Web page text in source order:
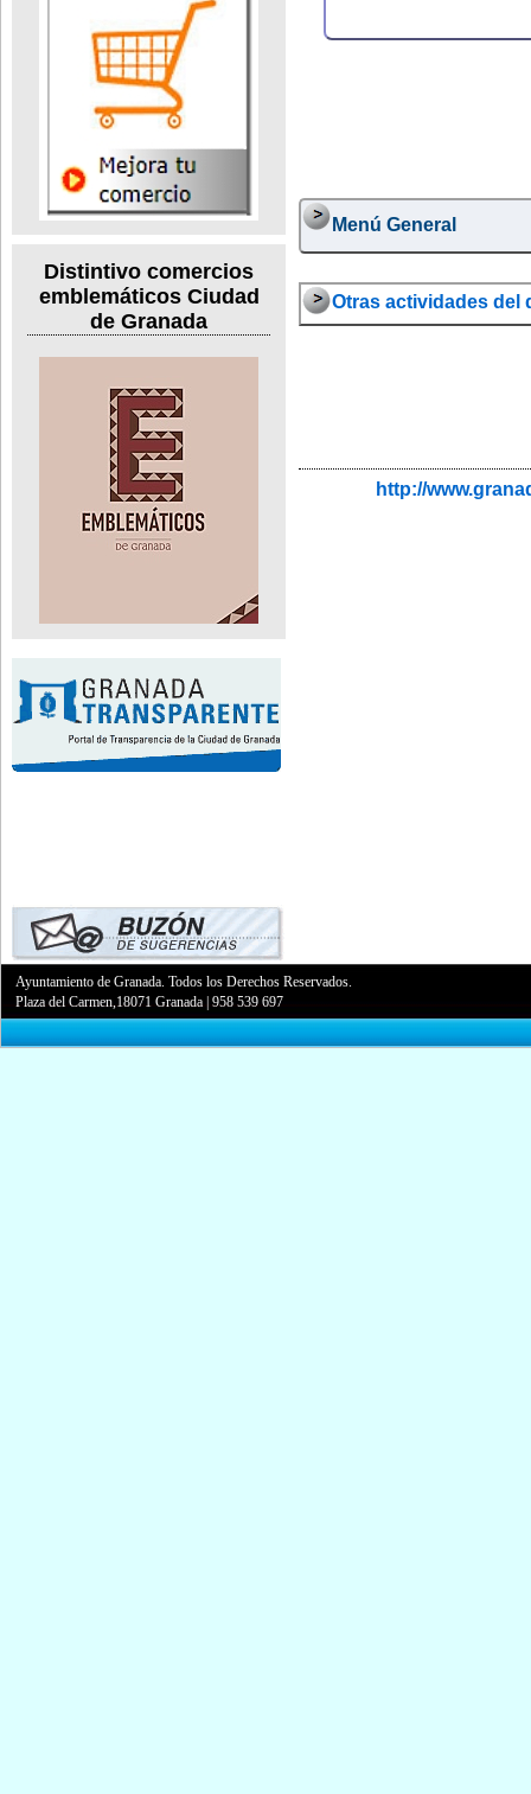
Distintivo comercios
emblemáticos Ciudad
de Granada
Menú General
Otras actividades del
http://
Ayuntamiento de Granada. Todos los Derechos Reservados.
Plaza del Carmen,18071 Granada |958 539 697